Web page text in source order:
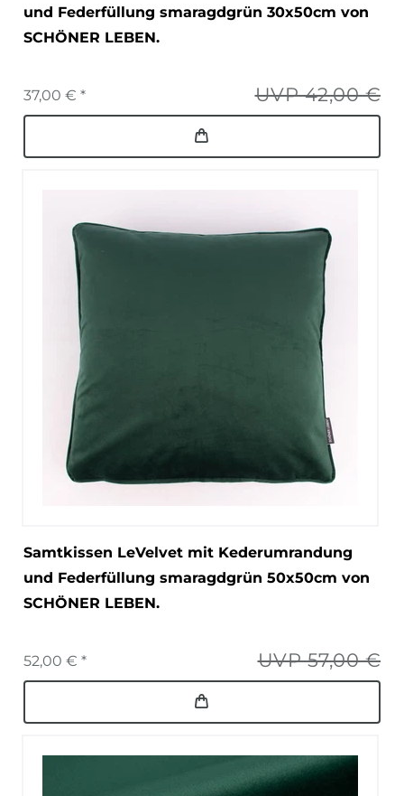
und Federfüllung smaragdgrün 30x50cm von
SCHÖNER LEBEN.
UVP 42,00 €
37,00 € *
Samtkissen LeVelvet mit Kederumrandung
und Federfüllung smaragdgrün 50x50cm von
SCHÖNER LEBEN.
UVP 57,00 €
52,00 € *